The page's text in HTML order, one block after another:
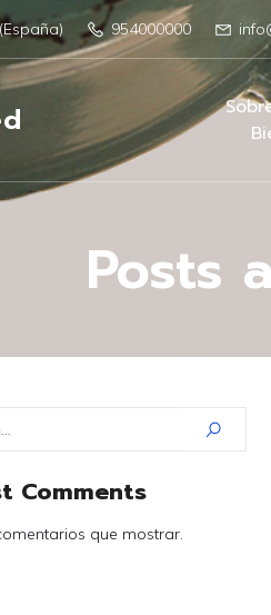
954000000
Posts
Comments
que mostrar.